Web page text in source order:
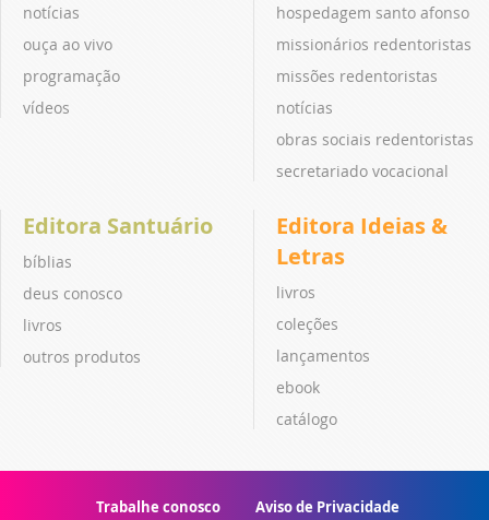
notícias
ouça ao vivo
programação
vídeos
hospedagem santo afonso
missionários redentoristas
missões redentoristas
notícias
obras sociais redentoristas
secretariado vocacional
Editora Santuário
bíblias
deus conosco
livros
outros produtos
Editora Ideias &
Letras
livros
coleções
lançamentos
ebook
catálogo
Trabalhe conosco Aviso de Privacidade